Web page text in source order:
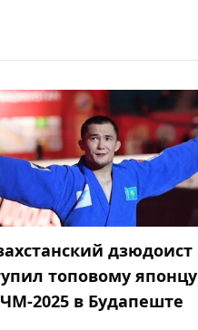
дзюдоист
топовому японцу
2025 в Будапеште